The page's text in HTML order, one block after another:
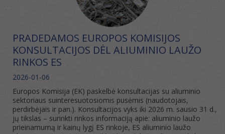
PRADEDAMOS EUROPOS KOMISIJOS
KONSULTACIJOS DĖL ALIUMINIO LAUŽO
RINKOS ES
2026-01-06
Europos Komisija (EK) paskelbė konsultacijas su aliuminio
sektoriaus suinteresuotosiomis pusėmis (naudotojais,
perdirbėjais ir pan.). Konsultacijos vyks iki 2026 m. sausio 31 d.,
jų tikslas – surinkti rinkos informaciją apie: aliuminio laužo
prieinamumą ir kainų lygį ES rinkoje, ES aliuminio laužo